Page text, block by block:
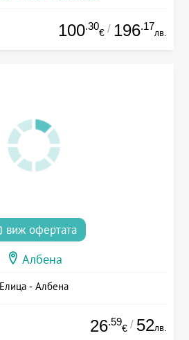
100.30
€ / 196.17
лв.
виж офертата
Албена
Елица - Албена
26.59
€ / 52лв.